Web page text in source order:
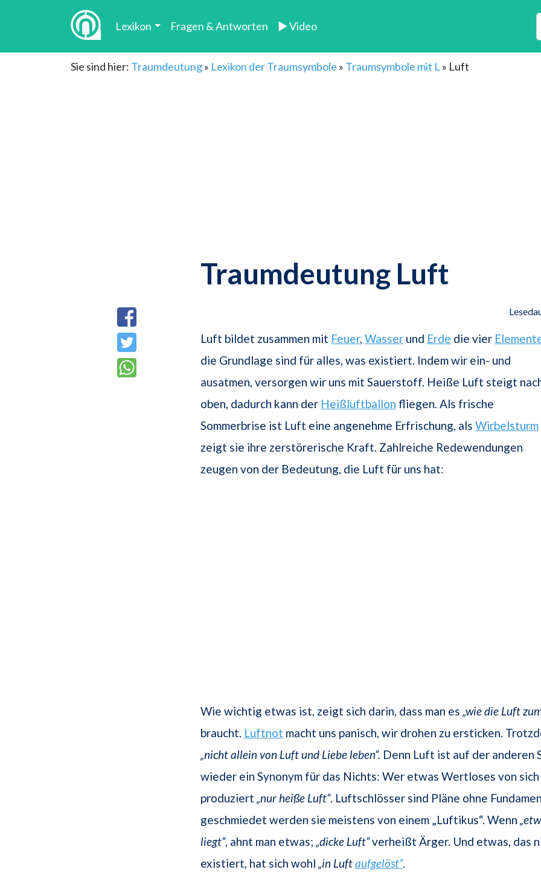
Lexikon Fragen & Antworten ► Video
Sie sind hier: Traumdeutung» Lexikon der Traumsymbole » Traumsymbole mit L » Luft
Traumdeutung Luft
Luft bildet zusammen mit Feuer, Wasser und Erde die vier
die Grundlage sind für alles, was existiert. Indem wir ein- und
ausatmen, versorgen wir uns mit Sauerstoff. Heiße Luft steigt
oben, dadurch kann der Heißluftballon fliegen. Als frische
Sommerbrise ist Luft eine angenehme Erfrischung, als Wirbelsturm
zeigt sie ihre zerstörerische Kraft. Zahlreiche Redewendungen
zeugen von der Bedeutung, die Luft für uns hat:
Wie wichtig etwas ist, zeigt sich darin, dass man es „wie die Luft
braucht. Luftnot macht uns panisch, wir drohen zu ersticken.
„nicht allein von Luft und Liebe leben“. Denn Luft ist auf der anderen
wieder ein Synonym für das Nichts: Wer etwas Wertloses von
produziert „nur heiße Luft“. Luftschlösser sind Pläne ohne
geschmiedet werden sie meistens von einem „Luftikus“. Wenn
liegt“, ahnt man etwas; „dicke Luft“verheißt Ärger. Und etwas, das
existiert, hat sich wohl „in Luftaufgelöst“.